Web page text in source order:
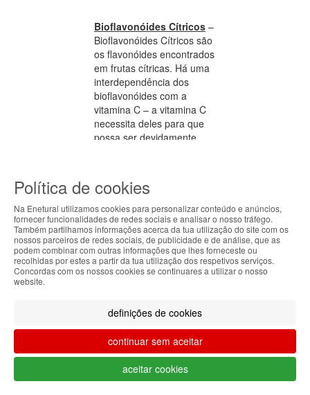
Bioflavonóides Cítricos –
Bioflavonóides Cítricos são
os flavonóides encontrados
em frutas cítricas. Há uma
interdependência dos
bioflavonóides com a
vitamina C – a vitamina C
necessita deles para que
possa ser devidamente
necessitam dela para que
não sofra oxidação. Uma
das principais ações dos
Bioflavonóides Cítricos é o
seu trabalho como
antioxidantes (eliminar os
radicais livres). Também
tem uma forte ação anti-
um factor de risco
preponderante para várias
doenças como doenças
neurodegenerativas,
doenças reumáticas,
ABOUT THE COOKIES
Enetural handles information about your visit using
cookies that improve the performance of the
website, facilitate sharing via social networks and
continuing to browse our site, you accept the use of
these cookies. For more information, see our
Privacy and Cookie Policy. You can configure your
preferences in Cookie settings.
Accepted
Política de cookies
Na Enetural utilizamos cookies para personalizar conteúdo e anúncios,
fornecer funcionalidades de redes sociais e analisar o nosso tráfego.
Também partilhamos informações acerca da tua utilização do site com os
nossos parceiros de redes sociais, de publicidade e de análise, que as
podem combinar com outras informações que lhes forneceste ou
recolhidas por estes a partir da tua utilização dos respetivos serviços.
Concordas com os nossos cookies se continuares a utilizar o nosso
website.
definições de cookies
continuar sem aceitar
aceitar cookies